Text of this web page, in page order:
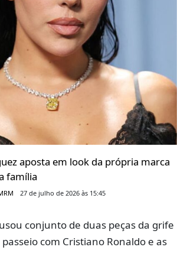
aposta em look da própria marca
família
27 de julho de 2026 às 15:45
conjunto de duas peças da grife
com Cristiano Ronaldo e as